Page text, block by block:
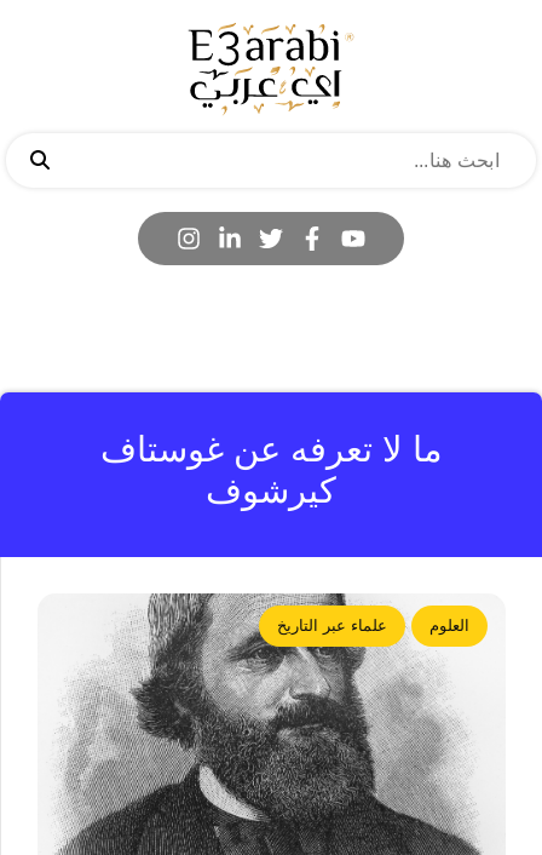
ما لا تعرفه عن غوستاف
كيرشوف
العلوم علماء عبر التاريخ